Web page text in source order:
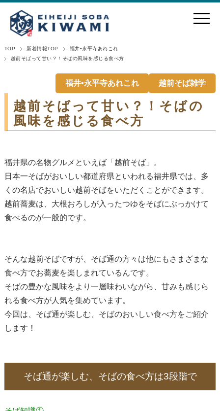
TOP 新着情報TOP
福井•永平寺あれこれ
越前そばって甘い？！そばの風味を感じる食べ方
福井•永平寺あれこれ 越前そば雑学
越前そばって甘い？！そばの
風味を感じる食べ方
福井県の名物グルメといえば「越前そば」。
日本一そばがおいしい都道府県といわれる福井県では、多
くの名店でおいしい越前そばをいただくことができます。
越前蕎麦は、大根おろしが入ったつゆをそばにぶっかけて
食べるのが一般的です。
そんな越前そばですが、そば通の方々は他にもさまざまな
食べ方でお蕎麦を楽しまれているんです。
そばの豊かな風味をより一層味わいながら、甘みも感じら
れる食べ方が人気を集めています。
今回は、そば通が楽しむ、そばのおいしい食べ方をご紹介
します！
そば通が楽しむ、そばの食べ方は3段階で